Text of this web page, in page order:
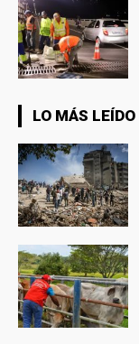
LO MÁS LEÍDO